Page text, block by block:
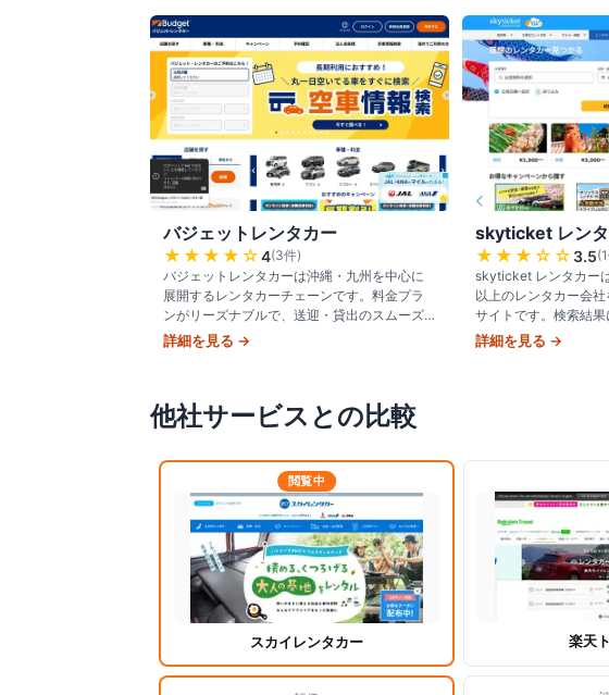
バジェットレンタカー
★★★★ ☆4(3件)
バジェットレンタカーは沖縄・九州を中心に
展開するレンタカーチェーンです。料金プラ
ンがリーズナブルで、送迎・貸出のスムーズ
さを評価する声が多くあります。最新の料金
詳細を見る →
skyticket レン
★★★ ☆☆ 3.5(1
skyticket レンタカー
以上のレンタカー会
サイトです。検索結
の有無が明示されてお
詳細を見る →
他社サービスとの比較
閲覧中
スカイレンタカー 楽天